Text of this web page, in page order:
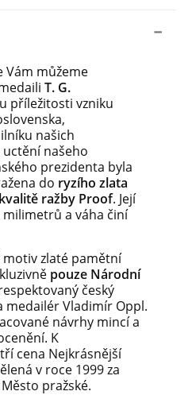
Vám můžeme
T. G.
příležitosti vzniku
našich
našeho
prezidenta byla
do ryzího zlata
ražby Proof. Její
a váha činí
zlaté pamětní
pouze Národní
český
medailér Vladimír Oppl.
návrhy mincí a
K
cena Nejkrásnější
v roce 1999 za
pražské.